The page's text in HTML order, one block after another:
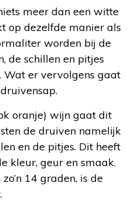
meer dan een witte
op dezelfde manier als
worden bij de
de schillen en pitjes
Wat er vervolgens gaat
oranje) wijn gaat dit
de druiven namelijk
en de pitjes. Dit heeft
kleur, geur en smaak.
14 graden, is de